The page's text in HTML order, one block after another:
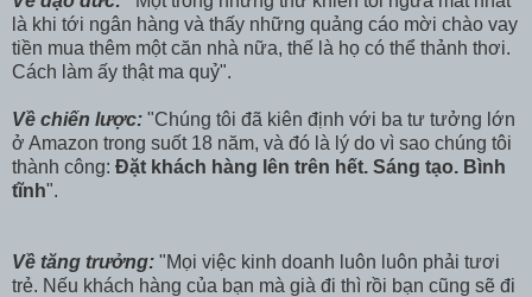
là khi tới ngân hàng và thấy những quảng cáo mời chào vay
tiền mua thêm một căn nhà nữa, thế là họ có thể thảnh thơi.
Cách làm ấy thật ma quỷ".
Về chiến lược: "Chúng tôi đã kiên định với ba tư tưởng lớn
ở Amazon trong suốt 18 năm, và đó là lý do vì sao chúng tôi
thành công: Đặt khách hàng lên trên hết. Sáng tạo. Bình
tĩnh".
Về tăng trưởng: "Mọi việc kinh doanh luôn luôn phải tươi
trẻ. Nếu khách hàng của bạn mà già đi thì rồi bạn cũng sẽ đi